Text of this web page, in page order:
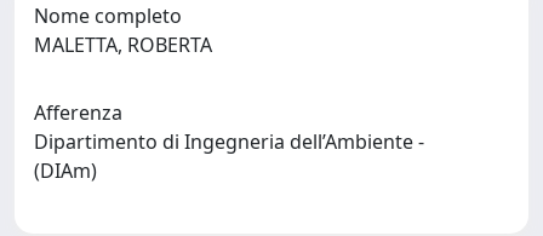
Nome completo
MALETTA, ROBERTA
Afferenza
Dipartimento di Ingegneria dell’Ambiente -
(DIAm)